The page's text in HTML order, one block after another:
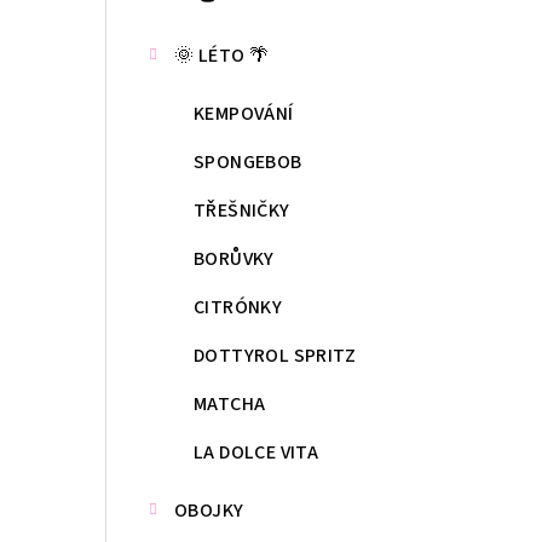
kategorie
🌞 LÉTO 🌴
KEMPOVÁNÍ
SPONGEBOB
TŘEŠNIČKY
BORŮVKY
CITRÓNKY
DOTTYROL SPRITZ
MATCHA
LA DOLCE VITA
OBOJKY